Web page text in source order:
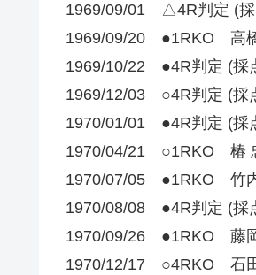
1969/09/01 △4R判定 (
1969/09/20 ●1RKO 高
1969/10/22 ●4R判定 (採
1969/12/03 ○4R判定 (採
1970/01/01 ●4R判定 (採
1970/04/21 ○1RKO 椿
1970/07/05 ●1RKO 竹
1970/08/08 ●4R判定 (採
1970/09/26 ●1RKO 藤
1970/12/17 ○4RKO 石